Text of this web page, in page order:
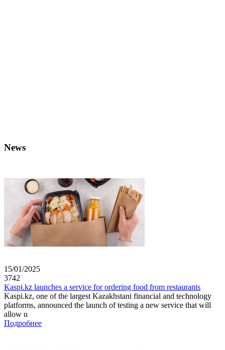
News
15/01/2025
3742
Kaspi.kz launches a service for ordering food from restaurants
Kaspi.kz, one of the largest Kazakhstani financial and technology
platforms, announced the launch of testing a new service that will
allow u
Подробнее